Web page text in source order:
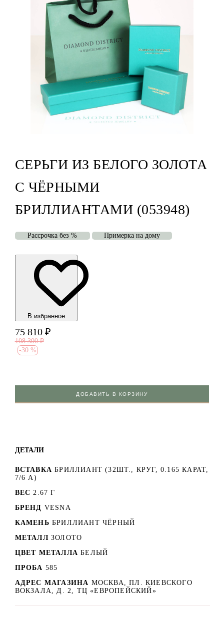
СЕРЬГИ ИЗ БЕЛОГО ЗОЛОТА
С ЧЁРНЫМИ
БРИЛЛИАНТАМИ (053948)
Рассрочка без % Примерка на дому
В избранноe
75 810 ₽
108 300 ₽
-30 %
ДОБАВИТЬ В КОРЗИНУ
ДЕТАЛИ
ВСТАВКА БРИЛЛИАНТ (32ШТ., КРУГ, 0.165 КАРАТ,
7/6 А)
ВЕС 2.67 Г
БРЕНД VESNA
КАМЕНЬ БРИЛЛИАНТ ЧЁРНЫЙ
МЕТАЛЛ ЗОЛОТО
ЦВЕТ МЕТАЛЛА БЕЛЫЙ
ПРОБА 585
АДРЕС МАГАЗИНА МОСКВА, ПЛ. КИЕВСКОГО
ВОКЗАЛА, Д. 2, ТЦ «ЕВРОПЕЙСКИЙ»